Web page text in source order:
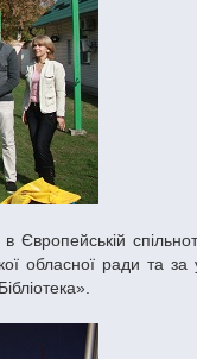
обласної ради та за